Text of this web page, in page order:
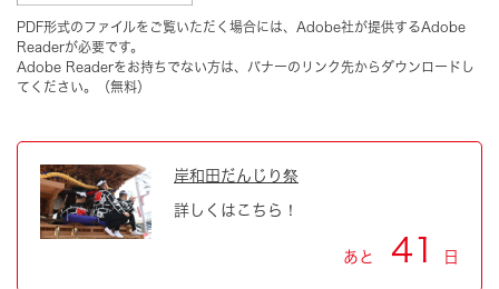
PDF形式のファイルをご覧いただく場合には、Adobe社が提供するAdobe
Readerが必要です。
Adobe Readerをお持ちでない方は、バナーのリンク先からダウンロードし
てください。（無料）
岸和田だんじり祭
詳しくはこちら！
あと 41 日